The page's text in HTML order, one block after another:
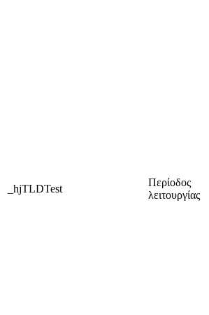
_hjTLDTest
Περίοδος
λειτουργίας